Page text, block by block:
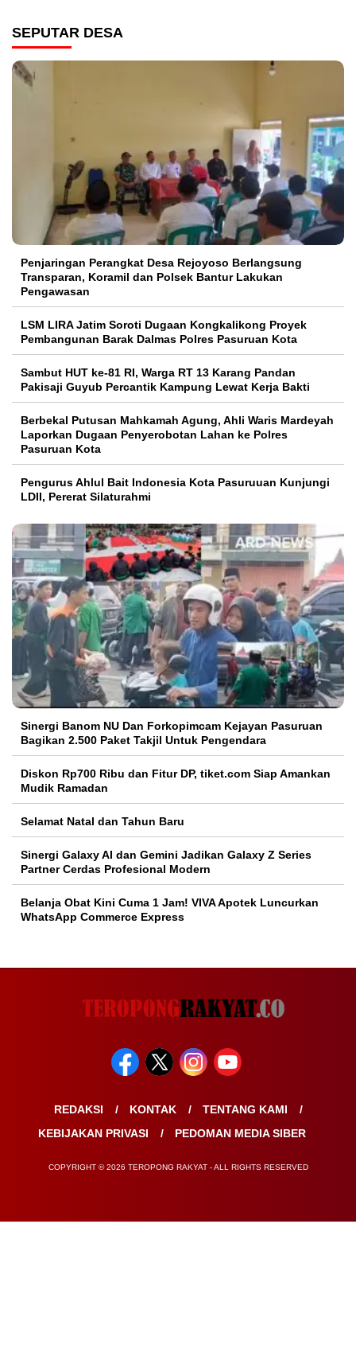
SEPUTAR DESA
Penjaringan Perangkat Desa Rejoyoso Berlangsung
Transparan, Koramil dan Polsek Bantur Lakukan
Pengawasan
LSM LIRA Jatim Soroti Dugaan Kongkalikong Proyek
Pembangunan Barak Dalmas Polres Pasuruan Kota
Sambut HUT ke-81 RI, Warga RT 13 Karang Pandan
Pakisaji Guyub Percantik Kampung Lewat Kerja Bakti
Berbekal Putusan Mahkamah Agung, Ahli Waris Mardeyah
Laporkan Dugaan Penyerobotan Lahan ke Polres
Pasuruan Kota
Pengurus Ahlul Bait Indonesia Kota Pasuruuan Kunjungi
LDII, Pererat Silaturahmi
Sinergi Banom NU Dan Forkopimcam Kejayan Pasuruan
Bagikan 2.500 Paket Takjil Untuk Pengendara
Diskon Rp700 Ribu dan Fitur DP, tiket.com Siap Amankan
Mudik Ramadan
Selamat Natal dan Tahun Baru
Sinergi Galaxy AI dan Gemini Jadikan Galaxy Z Series
Partner Cerdas Profesional Modern
Belanja Obat Kini Cuma 1 Jam! VIVA Apotek Luncurkan
WhatsApp Commerce Express
REDAKSI KONTAK
TENTANG KAMI
KEBIJAKAN PRIVASI
PEDOMAN MEDIA SIBER
COPYRIGHT © 2026 TEROPONG RAKYAT - ALL RIGHTS RESERVED